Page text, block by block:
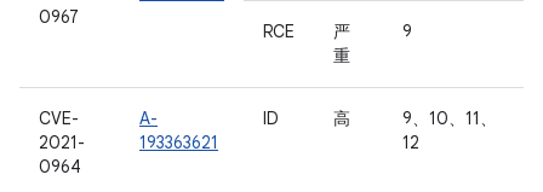
0967
RCE
严
重
9
CVE-
2021-
0964
A-
193363621
ID 高
9、10、11、
12